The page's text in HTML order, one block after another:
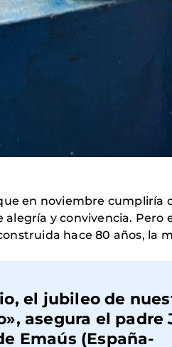
en noviembre cumpliría
y convivencia. Pero
hace 80 años, la
el jubileo de
asegura el padre
Emaús (España-